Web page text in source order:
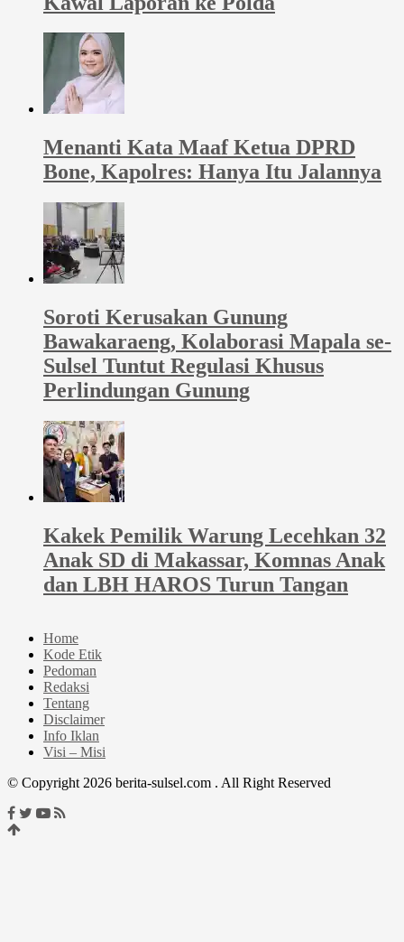
Menanti Kata Maaf Ketua DPRD
Bone, Kapolres: Hanya Itu Jalannya
Soroti Kerusakan Gunung
Bawakaraeng, Kolaborasi Mapala se-
Sulsel Tuntut Regulasi Khusus
Perlindungan Gunung
Kakek Pemilik Warung Lecehkan 32
Anak SD di Makassar, Komnas Anak
dan LBH HAROS Turun Tangan
Home
Kode Etik
Pedoman
Redaksi
Tentang
Disclaimer
Info Iklan
Visi – Misi
© Copyright 2026 berita-sulsel.com . All Right Reserved